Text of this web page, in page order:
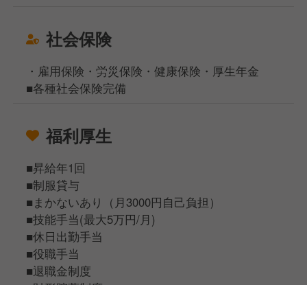
社会保険
・雇用保険・労災保険・健康保険・厚生年金
■各種社会保険完備
福利厚生
■昇給年1回
■制服貸与
■まかないあり（月3000円自己負担）
■技能手当(最大5万円/月)
■休日出勤手当
■役職手当
■退職金制度